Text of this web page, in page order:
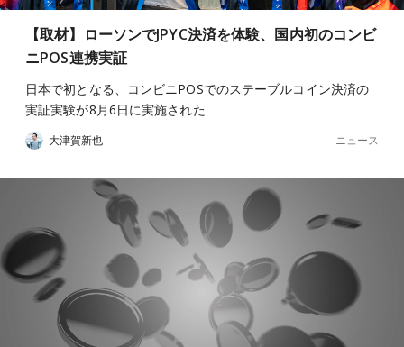
【取材】ローソンでJPYC決済を体験、国内初のコンビ
ニPOS連携実証
日本で初となる、コンビニPOSでのステーブルコイン決済の
実証実験が8月6日に実施された
大津賀新也 ニュース